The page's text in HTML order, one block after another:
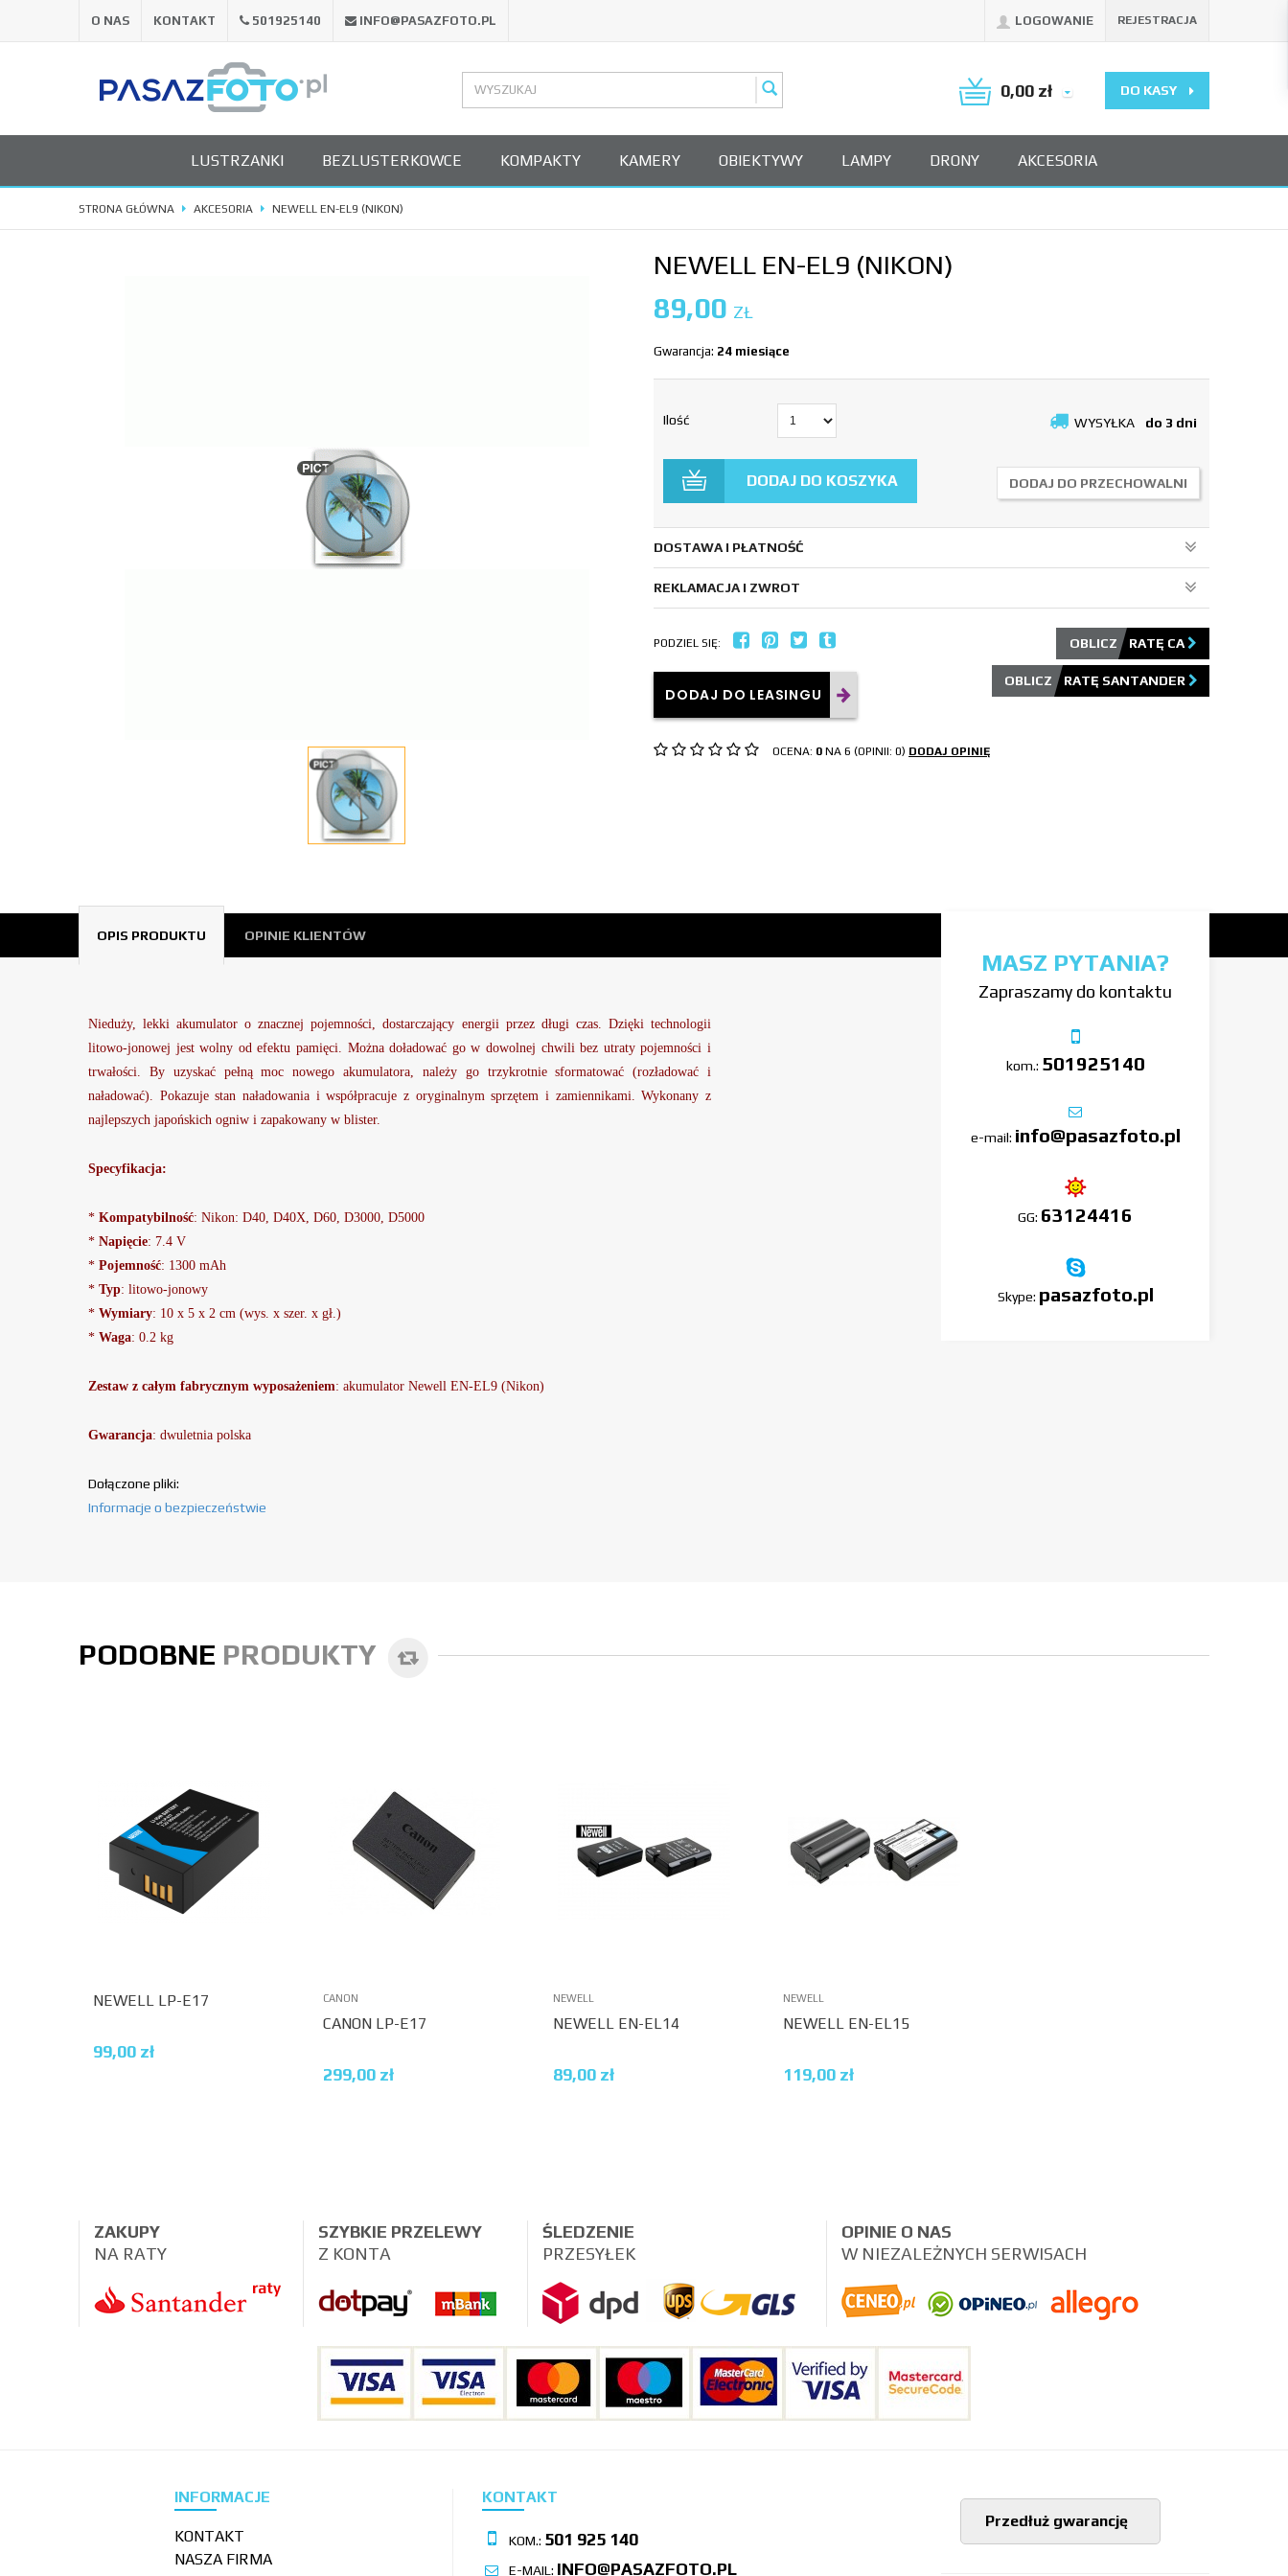
O NAS KONTAKT 501925140 INFO@PASAZFOTO.PL LOGOWANIE REJESTRACJA
0,00 zł DO KASY
LUSTRZANKI BEZLUSTERKOWCE KOMPAKTY KAMERY OBIEKTYWY LAMPY DRONY AKCESORIA
STRONA GŁÓWNA AKCESORIA NEWELL EN-EL9 (NIKON)
NEWELL EN-EL9 (NIKON)
89,00 ZŁ
Gwarancja: 24 miesiące
Ilość WYSYŁKA do 3 dni
DODAJ DO KOSZYKA DODAJ DO PRZECHOWALNI
DOSTAWA I PŁATNOŚĆ
REKLAMACJA I ZWROT
PODZIEL SIĘ:
DODAJ DO LEASINGU
OBLICZ RATĘ CA
OBLICZ RATĘ SANTANDER
OCENA: 0 NA 6 (OPINII: 0) DODAJ OPINIĘ
OPIS PRODUKTU OPINIE KLIENTÓW
Nieduży, lekki akumulator o znacznej pojemności, dostarczający energii przez długi czas. Dzięki technologii
litowo-jonowej jest wolny od efektu pamięci. Można doładować go w dowolnej chwili bez utraty pojemności i
trwałości. By uzyskać pełną moc nowego akumulatora, należy go trzykrotnie sformatować (rozładować i
naładować). Pokazuje stan naładowania i współpracuje z oryginalnym sprzętem i zamiennikami. Wykonany z
najlepszych japońskich ogniw i zapakowany w blister.
Specyfikacja:
* Kompatybilność: Nikon: D40, D40X, D60, D3000, D5000
* Napięcie: 7.4 V
* Pojemność: 1300 mAh
* Typ: litowo-jonowy
* Wymiary: 10 x 5 x 2 cm (wys. x szer. x gł.)
* Waga: 0.2 kg
Zestaw z całym fabrycznym wyposażeniem: akumulator Newell EN-EL9 (Nikon)
Gwarancja: dwuletnia polska
Dołączone pliki:
Informacje o bezpieczeństwie
MASZ PYTANIA?
Zapraszamy do kontaktu
kom.: 501925140
e-mail: info@pasazfoto.pl
GG: 63124416
Skype: pasazfoto.pl
PODOBNE PRODUKTY
NEWELL LP-E17
99,00 zł
CANON
CANON LP-E17
299,00 zł
NEWELL
NEWELL EN-EL14
89,00 zł
NEWELL
NEWELL EN-EL15
119,00 zł
ZAKUPY
NA RATY
SZYBKIE PRZELEWY
Z KONTA
ŚLEDZENIE
PRZESYŁEK
OPINIE O NAS
W NIEZALEŻNYCH SERWISACH
INFORMACJE
KONTAKT
NASZA FIRMA
KONTAKT
KOM.: 501 925 140
E-MAIL: INFO@PASAZFOTO.PL
Przedłuż gwarancję